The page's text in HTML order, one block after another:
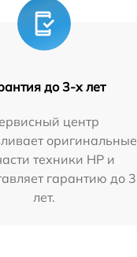
до 3-х лет
центр
оригинальные
техники HP и
гарантию до 3
лет.